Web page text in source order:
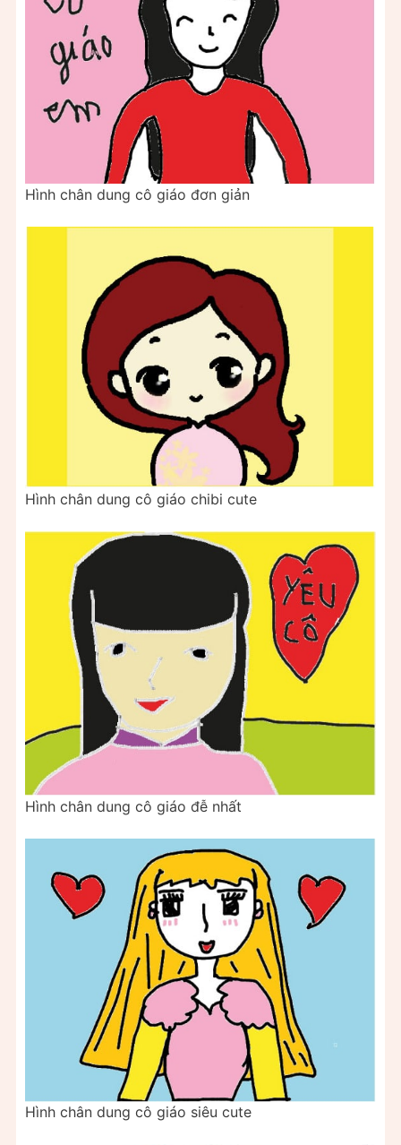
Hình chân dung cô giáo đơn giản
Hình chân dung cô giáo chibi cute
Hình chân dung cô giáo đễ nhất
Hình chân dung cô giáo siêu cute